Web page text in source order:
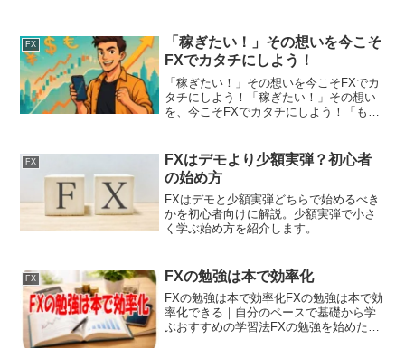
FX
「稼ぎたい！」その想いを今こそ
FXでカタチにしよう！
「稼ぎたい！」その想いを今こそFXでカ
タチにしよう！「稼ぎたい！」その想い
を、今こそFXでカタチにしよう！「もっ
に、今注目されているのがFX（外国為替
証拠金取引）です。...
FX
FXはデモより少額実弾？初心者
の始め方
FXはデモと少額実弾どちらで始めるべき
かを初心者向けに解説。少額実弾で小さ
く学ぶ始め方を紹介します。
FX FXの勉強は本で効率化
FXの勉強は本で効率化FXの勉強は本で効
率化できる｜自分のペースで基礎から学
ぶおすすめの学習法FXの勉強を始めたい